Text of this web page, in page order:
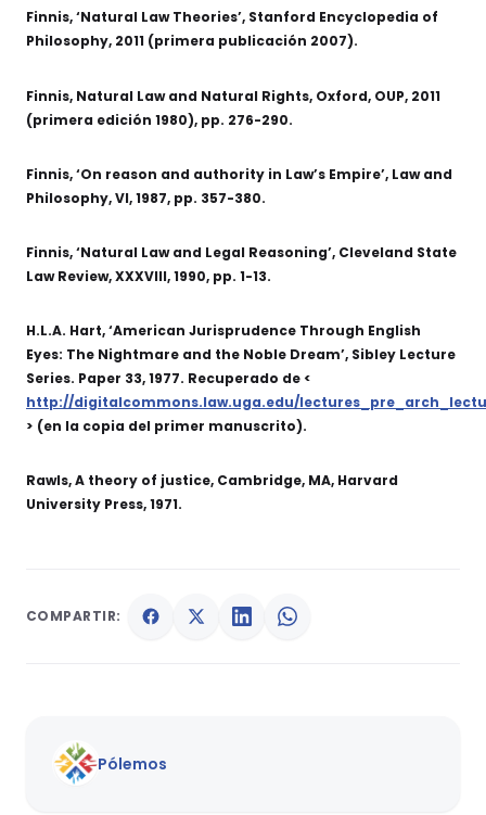
Finnis, ‘Natural Law Theories’, Stanford Encyclopedia of
Philosophy, 2011 (primera publicación 2007).
Finnis, Natural Law and Natural Rights, Oxford, OUP, 2011
(primera edición 1980), pp. 276-290.
Finnis, ‘On reason and authority in Law’s Empire’, Law and
Philosophy, VI, 1987, pp. 357-380.
Finnis, ‘Natural Law and Legal Reasoning’, Cleveland State
Law Review, XXXVIII, 1990, pp. 1-13.
H.L.A. Hart, ‘American Jurisprudence Through English
Eyes: The Nightmare and the Noble Dream’, Sibley Lecture
Series. Paper 33, 1977. Recuperado de <
http://digitalcommons.law.uga.edu/
> (en la copia del primer manuscrito).
Rawls, A theory of justice, Cambridge, MA, Harvard
University Press, 1971.
COMPARTIR:
Pólemos